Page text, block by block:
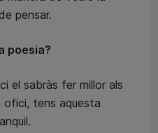
pensar.
poesia?
el sabràs fer millor als
ofici, tens aquesta